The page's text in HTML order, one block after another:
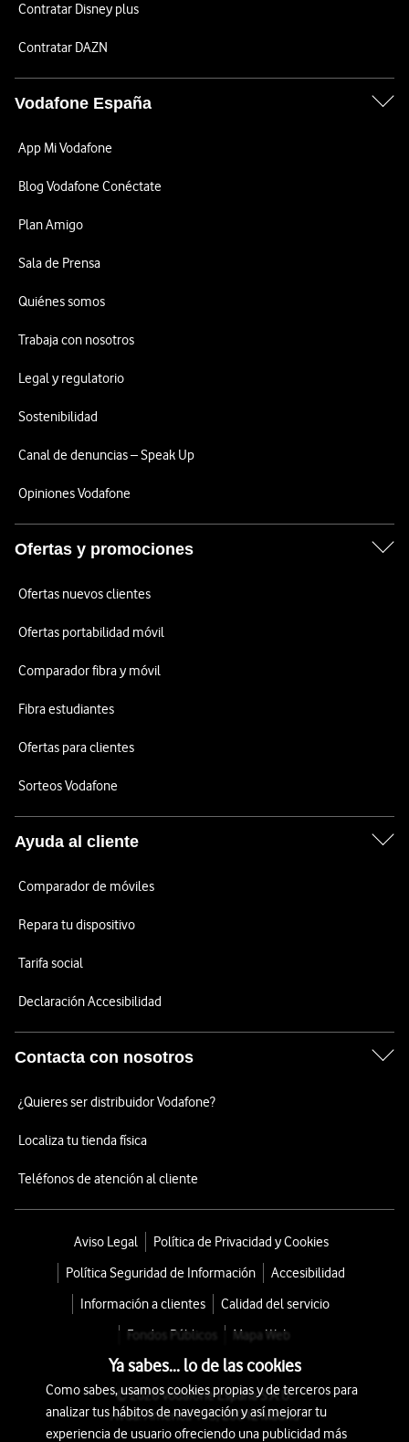
Contratar Disney plus
Contratar DAZN
Vodafone España
App Mi Vodafone
Blog Vodafone Conéctate
Plan Amigo
Sala de Prensa
Quiénes somos
Trabaja con nosotros
Legal y regulatorio
Sostenibilidad
Canal de denuncias – Speak Up
Opiniones Vodafone
Ofertas y promociones
Ofertas nuevos clientes
Ofertas portabilidad móvil
Comparador fibra y móvil
Fibra estudiantes
Ofertas para clientes
Sorteos Vodafone
Ayuda al cliente
Comparador de móviles
Repara tu dispositivo
Tarifa social
Declaración Accesibilidad
Contacta con nosotros
¿Quieres ser distribuidor Vodafone?
Localiza tu tienda física
Teléfonos de atención al cliente
Aviso Legal
Política de Privacidad y Cookies
Política Seguridad de Información
Accesibilidad
Información a clientes
Calidad del servicio
Fondos Públicos
Mapa Web
© 2026 Vodafone España S.A.U.
Avda. América 115, 28042 Madrid
Ya sabes... lo de las cookies
Como sabes, usamos cookies propias y de terceros para
analizar tus hábitos de navegación y así mejorar tu
experiencia de usuario ofreciendo una publicidad más